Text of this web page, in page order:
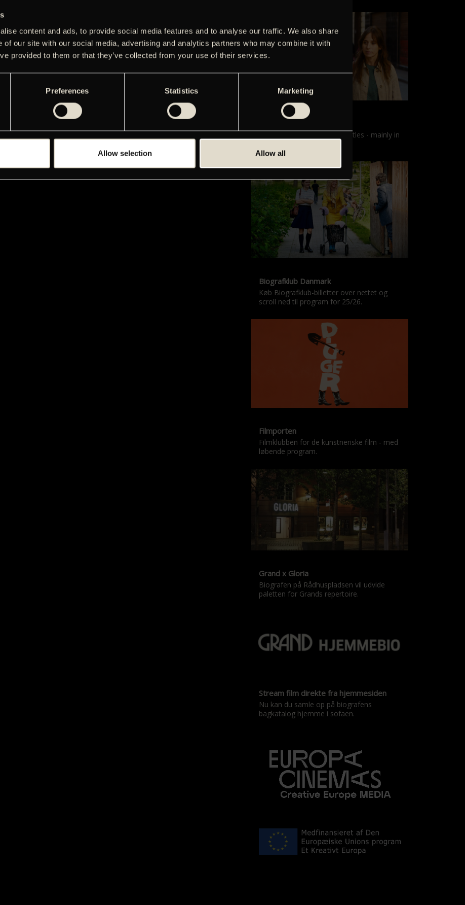
content and ads, to provide social media features and to analyse our traffic. We also share
of our site with our social media, advertising and analytics partners who may combine it with
provided to them or that they’ve collected from your use of their services.
Preferences Statistics Marketing
Allow selection Allow all
Screenings with English subtitles - mainly in
Biografklub Danmark
Køb Biografklub-billetter over nettet og
scroll ned til program for 25/26.
Filmporten
Filmklubben for de kunstneriske film - med
løbende program.
Grand x Gloria
Biografen på Rådhuspladsen vil udvide
paletten for Grands repertoire.
Stream film direkte fra hjemmesiden
Nu kan du samle op på biografens
bagkatalog hjemme i sofaen.